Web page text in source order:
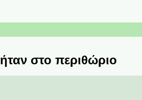
στο περιθώριο